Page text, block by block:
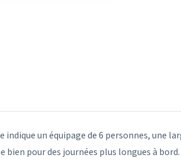
un équipage de 6 personnes, une
pour des journées plus longues à